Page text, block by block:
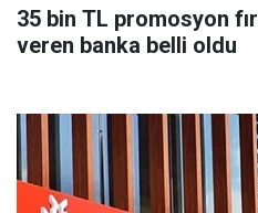
35 bin TL promosyon
veren banka belli oldu